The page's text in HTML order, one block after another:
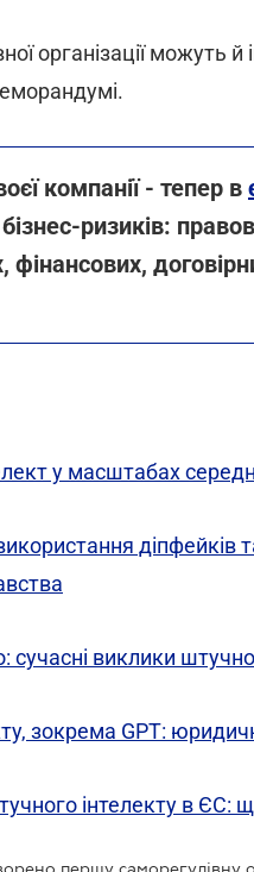
організації можуть й
компанії - тепер в
ризиків:
фінансових,
у масштабах
діпфейків
виклики
зокрема GPT:
інтелекту в ЄС: